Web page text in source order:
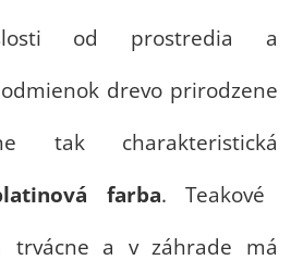
od prostredia a
drevo prirodzene
tak charakteristická
farba. Teakové
trvácne a v záhrade má